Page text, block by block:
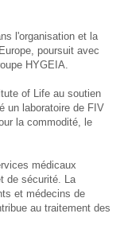
l'organisation et la
poursuit avec
HYGEIA.
of Life au soutien
un laboratoire de FIV
la commodité, le
médicaux
de sécurité. La
et médecins de
au traitement des